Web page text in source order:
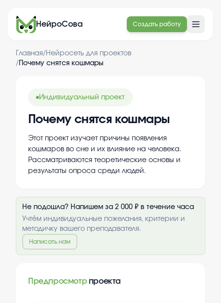
НейроСова Создать работу
Главная/ Нейросеть для проектов
/ Почему снятся кошмары
Индивидуальный проект
Почему снятся кошмары
Этот проект изучает причины появления
кошмаров во сне и их влияние на человека.
Рассматриваются теоретические основы и
результаты опроса среди людей.
Не подошла? Напишем за 2 000 ₽ в течение часа
Учтём индивидуальные пожелания, критерии и
методичку вашего преподавателя.
Написать нам
Предпросмотр проекта